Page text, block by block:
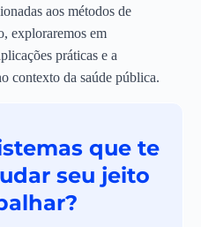
aos métodos de
exploraremos em
práticas e a
contexto da saúde pública.
que te
seu jeito